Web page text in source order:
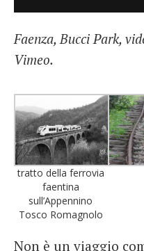
Faenza, Bucci Park,
Vimeo.
tratto della ferrovia
faentina
sull’Appennino
Tosco Romagnolo
Non è un viaggio